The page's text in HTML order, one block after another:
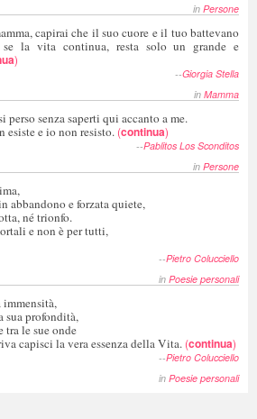
in Persone
capirai che il suo cuore e il tuo battevano
se la vita continua, resta solo un grande e
)
--Giorgia Stella
in Mamma
perso senza saperti qui accanto a me.
esiste e io non resisto. (continua)
--Pablitos Los Sconditos
in Persone
abbandono e forzata quiete,
né trionfo.
e non è per tutti,
--Pietro Colucciello
in Poesie personali
immensità,
sua profondità,
tra le sue onde
capisci la vera essenza della Vita. (continua)
--Pietro Colucciello
in Poesie personali